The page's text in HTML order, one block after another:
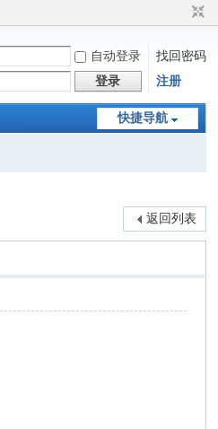
自动登录
找回密码
登录 注册
快捷导航
返回列表